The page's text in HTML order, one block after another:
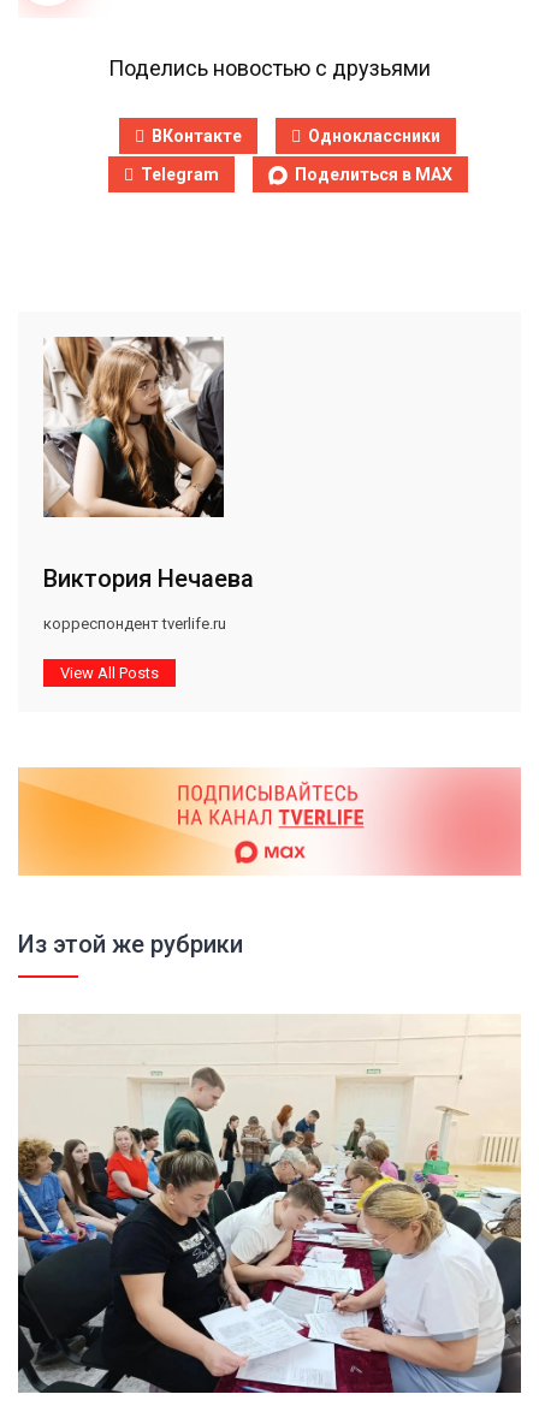
Поделись новостью с друзьями
ВКонтакте
Одноклассники
Telegram
Поделиться в MAX
Виктория Нечаева
корреспондент tverlife.ru
View All Posts
Из этой же рубрики